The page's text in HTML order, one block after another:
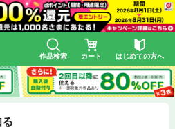
作品検索 カート はじめての方へ